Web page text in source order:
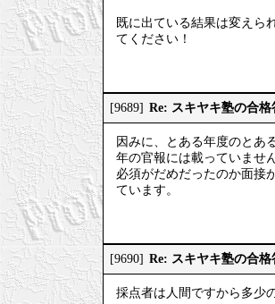
既に出ている結果は変えら
てください！
[9689] Re: スキヤキ塾の合格
因みに、とある年度のとあ
年の官報には載っていませ
必須がだめだったのか面接
ています。
[9690] Re: スキヤキ塾の合格
採点者は人間ですから多少